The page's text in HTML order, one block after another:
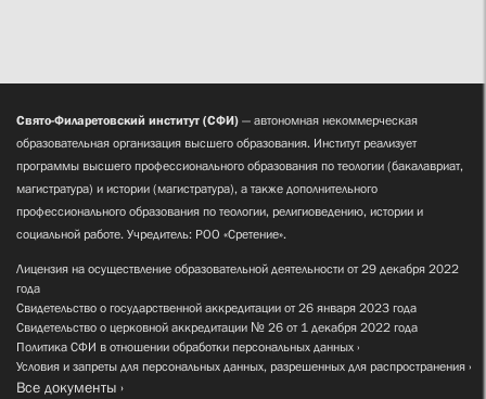
Свято-Филаретовский институт (СФИ) — автономная некоммерческая
образовательная организация высшего образования. Институт реализует
программы высшего профессионального образования по теологии (бакалавриат,
магистратура) и истории (магистратура), а также дополнительного
профессионального образования по теологии, религиоведению, истории и
социальной работе. Учредитель: РОО «Сретение».
Лицензия на осуществление образовательной деятельности от 29 декабря 2022
года
Свидетельство о государственной аккредитации от 26 января 2023 года
Свидетельство о церковной аккредитации № 26 от 1 декабря 2022 года
Политика СФИ в отношении обработки персональных данных
Условия и запреты для персональных данных, разрешенных для распространения
Все документы